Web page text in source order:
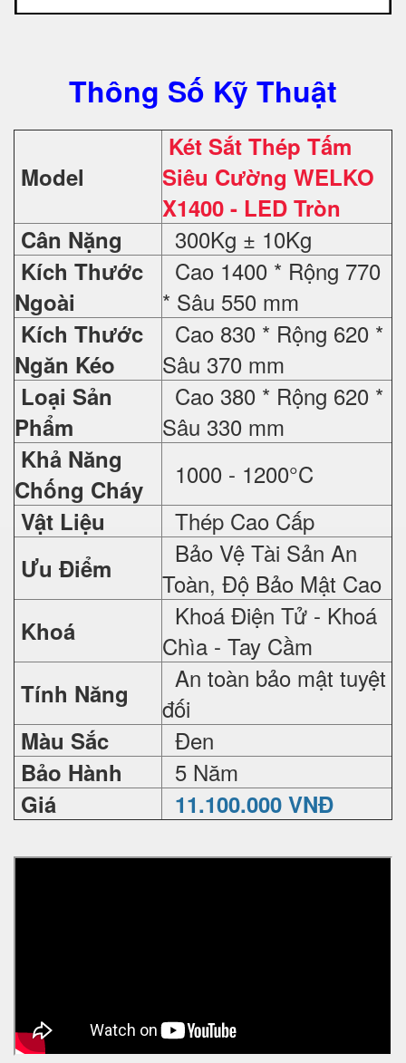
Thông Số Kỹ Thuật
Model
Két Sắt Thép Tấm
Siêu Cường WELKO
X1400 - LED Tròn
Cân Nặng
300Kg ± 10Kg
Kích Thước
Ngoài
Cao 1400 * Rộng 770
* Sâu 550 mm
Kích Thước
Ngăn Kéo
Cao 830 * Rộng 620 *
Sâu 370 mm
Loại Sản
Phẩm
Cao 380 * Rộng 620 *
Sâu 330 mm
Khả Năng
Chống Cháy
1000 - 1200°C
Vật Liệu Thép Cao Cấp
Ưu Điểm
Bảo Vệ Tài Sản An
Toàn, Độ Bảo Mật Cao
Khoá
Khoá Điện Tử - Khoá
Chìa - Tay Cầm
Tính Năng
An toàn bảo mật tuyệt
đối
Màu Sắc Đen
Bảo Hành 5 Năm
Giá 11.100.000 VNĐ